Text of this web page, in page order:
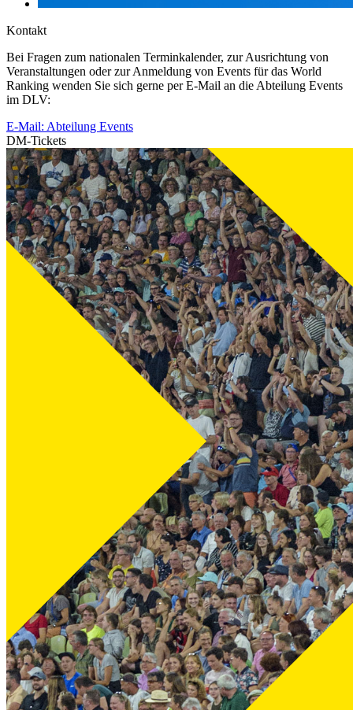
Kontakt
Bei Fragen zum nationalen Terminkalender, zur Ausrichtung von
Veranstaltungen oder zur Anmeldung von Events für das World
Ranking wenden Sie sich gerne per E-Mail an die Abteilung Events
im DLV:
E-Mail: Abteilung Events
DM-Tickets